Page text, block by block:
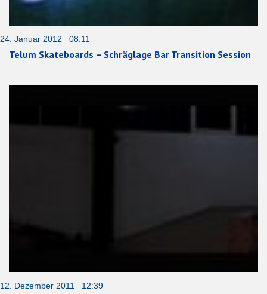
24. Januar 2012 08:11
Telum Skateboards – Schräglage Bar Transition Session
12. Dezember 2011 12:39